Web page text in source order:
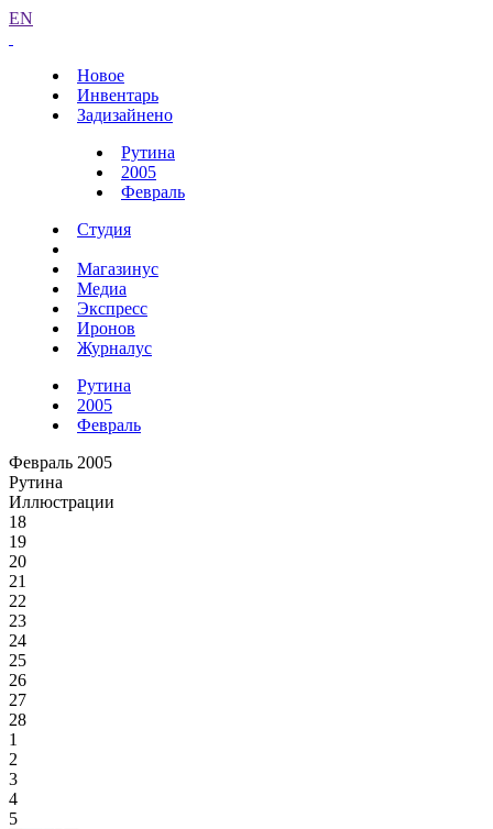
EN
Новое
Инвентарь
Задизайнено
Рутина
2005
Февраль
Студия
Магазинус
Медиа
Экспресс
Иронов
Журналус
Рутина
2005
Февраль
Февраль 2005
Рутина
Иллюстрации
18
19
20
21
22
23
24
25
26
27
28
1
2
3
4
5